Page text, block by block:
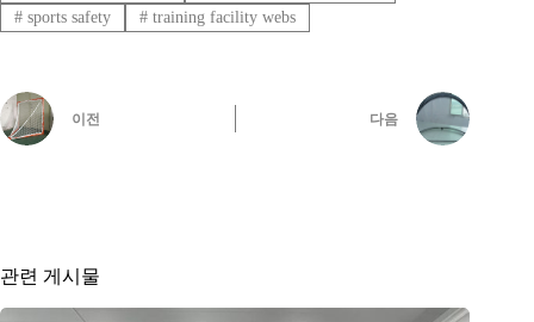
#sports safety #training facility webs
이전 다음
관련 게시물